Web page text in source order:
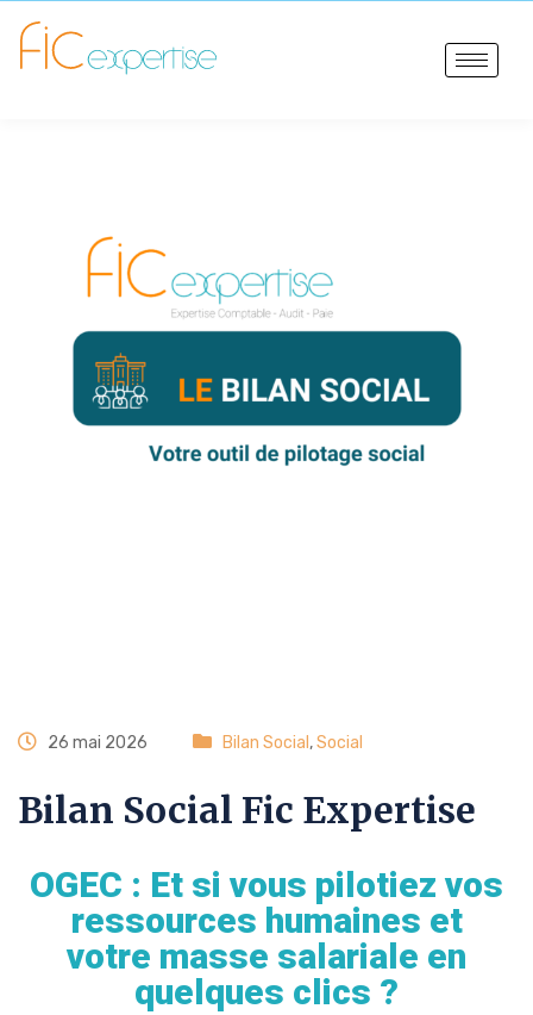
26 mai 2026 Bilan Social ,Social
Bilan Social Fic Expertise
OGEC : Et si vous pilotiez vos
ressources humaines et
votre masse salariale en
quelques clics ?